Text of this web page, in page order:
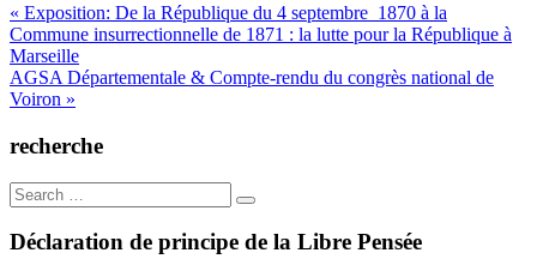
Navigation
de
l’article
« Exposition: De la République du 4 septembre 1870 à la
Commune insurrectionnelle de 1871 : la lutte pour la République à
Marseille
AGSA Départementale & Compte-rendu du congrès national de
Voiron »
recherche
Search
for:
Déclaration de principe de la Libre Pensée